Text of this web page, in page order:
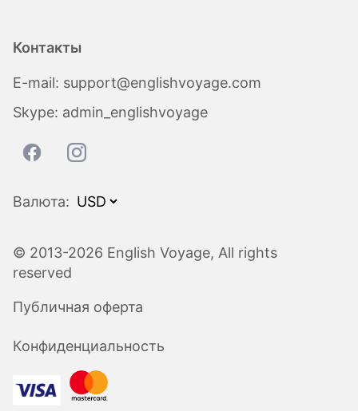
Контакты
E-mail: support@englishvoyage.com
Skype: admin_englishvoyage
Валюта:
© 2013-2026 English Voyage, All rights
reserved
Публичная оферта
Конфиденциальность